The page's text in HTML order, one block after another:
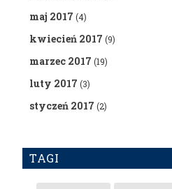
maj 2017 (4)
kwiecień 2017 (9)
marzec 2017 (19)
luty 2017 (3)
styczeń 2017 (2)
TAGI